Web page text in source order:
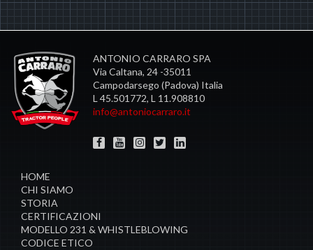
ANTONIO CARRARO SPA
Via Caltana, 24 -35011
Campodarsego (Padova) Italia
L 45.501772, L 11.908810
info@antoniocarraro.it
HOME
CHI SIAMO
STORIA
CERTIFICAZIONI
MODELLO 231 & WHISTLEBLOWING
CODICE ETICO